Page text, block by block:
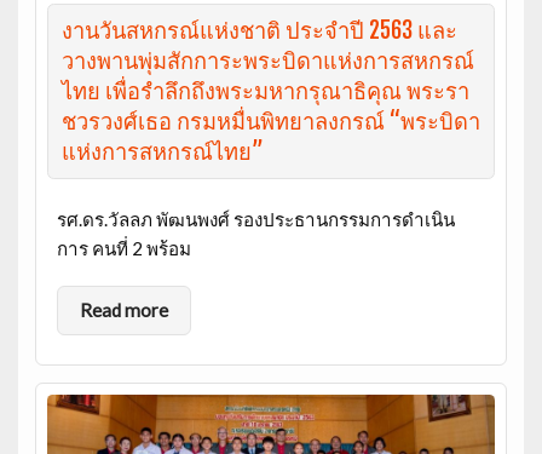
งานวันสหกรณ์แห่งชาติ ประจำปี 2563 และ
วางพานพุ่มสักการะพระบิดาแห่งการสหกรณ์
ไทย เพื่อรำลึกถึงพระมหากรุณาธิคุณ พระรา
ชวรวงศ์เธอ กรมหมื่นพิทยาลงกรณ์ “พระบิดา
แห่งการสหกรณ์ไทย”
รศ.ดร.วัลลภ พัฒนพงศ์ รองประธานกรรมการดำเนิน
การ คนที่ 2 พร้อม
Read more